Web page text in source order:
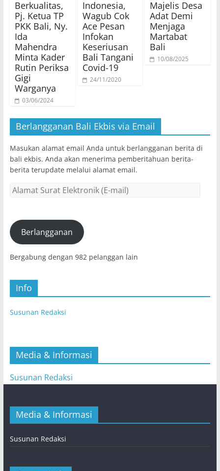
Berkualitas,
Pj. Ketua TP
PKK Bali, Ny.
Ida
Mahendra
Minta Kader
Rutin Periksa
Gigi
Warganya
03/06/2024
Indonesia,
Wagub Cok
Ace Pesan
Infokan
Keseriusan
Bali Tangani
Covid-19
24/11/2020
Majelis Desa
Adat Demi
Menjaga
Martabat
Bali
10/08/2025
Berlangganan Bali Ekbis via Email
Masukan alamat email Anda untuk berlangganan berita di
bali ekbis. Anda akan menerima pemberitahuan berita-
berita terupdate melalui alamat email.
Alamat
(E-
mail)Berlangganan
Bergabung dengan 982 pelanggan lain
Info
Susunan Redaksi
Media & Informasi
Susunan Redaksi
Media & Informasi
Susunan Redaksi